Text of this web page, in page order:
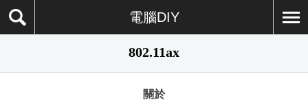
電腦DIY
802.11ax
關於